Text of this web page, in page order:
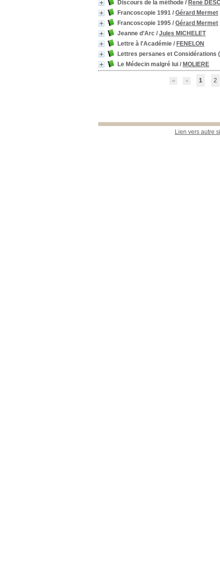
Discours de la méthode / René
Francoscopie 1991 / Gérard Mermet
Francoscopie 1995 / Gérard Mermet
Jeanne d’Arc / Jules MICHELET
Lettre à l'Académie / FENELON
Lettres persanes et Considérations
Le Médecin malgré lui / MOLIERE
1 2
Lien vers autre